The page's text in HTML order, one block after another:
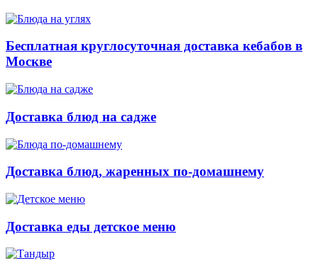
Бесплатная круглосуточная доставка кебабов в
Москве
Доставка блюд на садже
Доставка блюд, жаренных по-домашнему
Доставка еды детское меню